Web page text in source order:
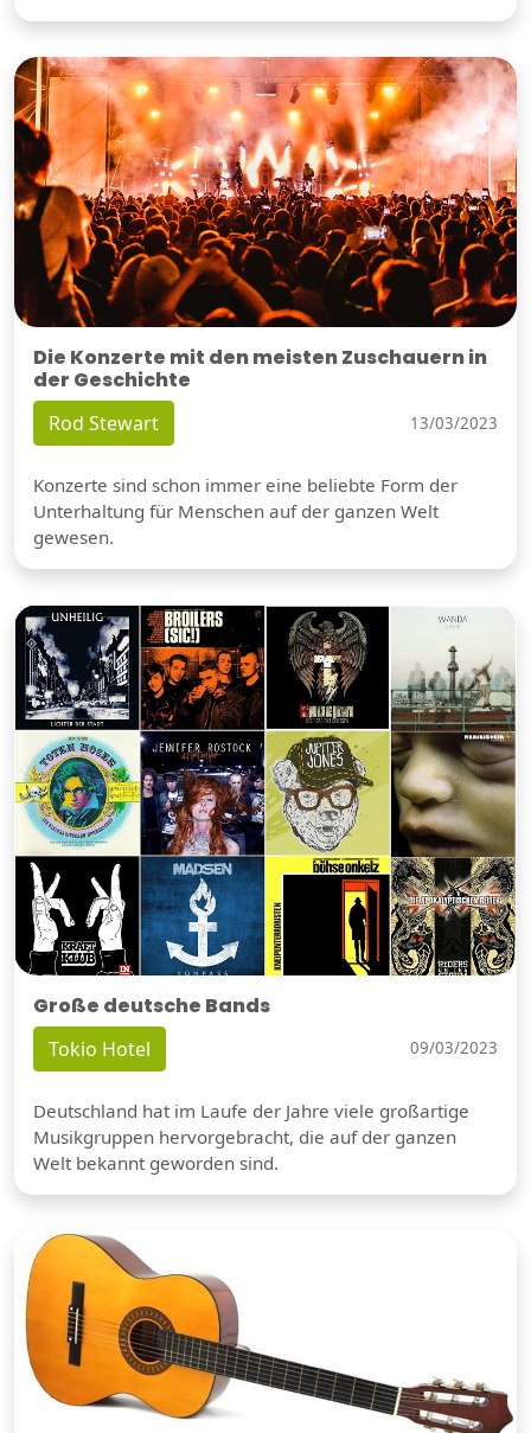
Die Konzerte mit den meisten Zuschauern in
der Geschichte
Rod Stewart 13/03/2023
Konzerte sind schon immer eine beliebte Form der
Unterhaltung für Menschen auf der ganzen Welt
gewesen.
Große deutsche Bands
Tokio Hotel 09/03/2023
Deutschland hat im Laufe der Jahre viele großartige
Musikgruppen hervorgebracht, die auf der ganzen
Welt bekannt geworden sind.